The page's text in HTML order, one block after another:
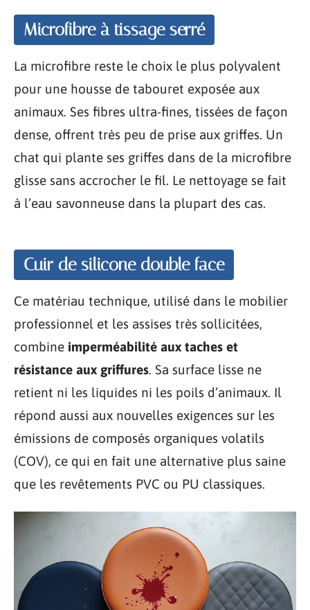
Microfibre à tissage serré
La microfibre reste le choix le plus polyvalent
pour une housse de tabouret exposée aux
animaux. Ses fibres ultra-fines, tissées de façon
dense, offrent très peu de prise aux griffes. Un
chat qui plante ses griffes dans de la microfibre
glisse sans accrocher le fil. Le nettoyage se fait
à l’eau savonneuse dans la plupart des cas.
Cuir de silicone double face
Ce matériau technique, utilisé dans le mobilier
professionnel et les assises très sollicitées,
combine imperméabilité aux taches et
résistance aux griffures. Sa surface lisse ne
retient ni les liquides ni les poils d’animaux. Il
répond aussi aux nouvelles exigences sur les
émissions de composés organiques volatils
(COV), ce qui en fait une alternative plus saine
que les revêtements PVC ou PU classiques.